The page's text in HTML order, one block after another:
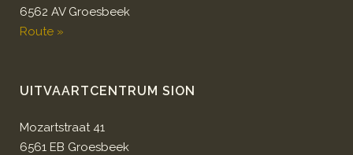
6562 AV Groesbeek
Route »
UITVAARTCENTRUM SION
Mozartstraat 41
6561 EB Groesbeek